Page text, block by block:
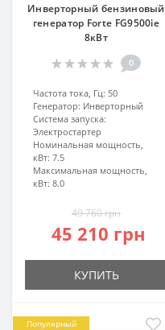
Инверторный бензиновый
генератор Forte FG9500ie
8кВт
0
Частота тока, Гц: 50
Генератор: Инверторный
Система запуска:
Электростартер
Номинальная мощность,
кВт: 7.5
Максимальная мощность,
кВт: 8.0
49 760 грн
45 210 грн
КУПИТЬ
Популярный